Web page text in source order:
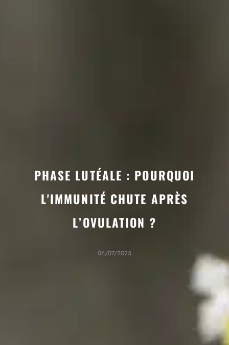
PHASE LUTÉALE : POURQUOI
L'IMMUNITÉ CHUTE APRÈS
L’OVULATION ?
06/07/2025